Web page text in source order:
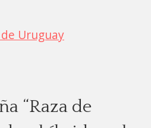
Uruguay
“Raza de